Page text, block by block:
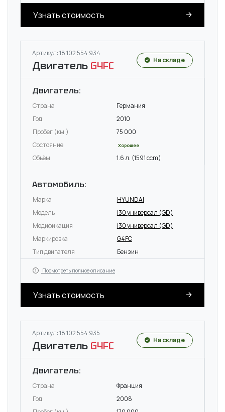
Узнать стоимость
Артикул: 18 102 554 934
Двигатель G4FC На складе
Двигатель:
Страна
Германия
Год
2010
Пробег (км.)
75 000
Состояние
Хорошее
Объём 1.6 л. (1591 ccm)
Автомобиль:
Марка
HYUNDAI
Модель
i30 универсал (GD)
Модификация
i30 универсал (GD)
Маркировка
G4FC
Тип двигателя
Бензин
Посмотреть полное описание
Узнать стоимость
Артикул: 18 102 554 935
Двигатель G4FC На складе
Двигатель:
Страна
Франция
Год
2008